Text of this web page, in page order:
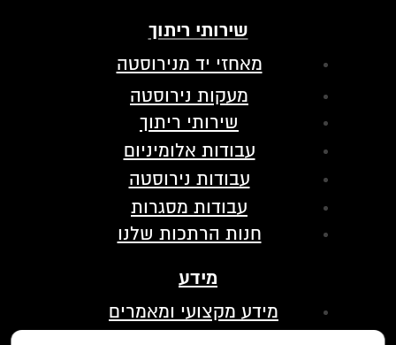
שירותי ריתוך
מאחזי יד מנירוסטה
מעקות נירוסטה
שירותי ריתוך
עבודות אלומיניום
עבודות נירוסטה
עבודות מסגרות
חנות הרתכות שלנו
מידע
מידע מקצועי ומאמרים